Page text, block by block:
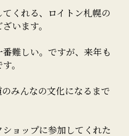
くれる、ロイトン札幌の
います。
難しい。ですが、来年も
。
みんなの文化になるまで
ョップに参加してくれた